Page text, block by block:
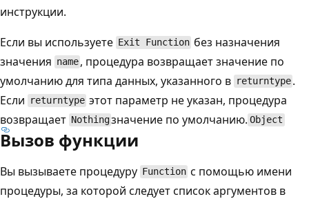
инструкции.
Если вы используете Exit Function без назначения
значения name , процедура возвращает значение по
умолчанию для типа данных, указанного в returntype .
Если
returntype этот параметр не указан, процедура
возвращает Nothingзначение по умолчанию. Object
Вызов функции
Вы вызываете процедуру Function с помощью имени
процедуры, за которой следует список аргументов в